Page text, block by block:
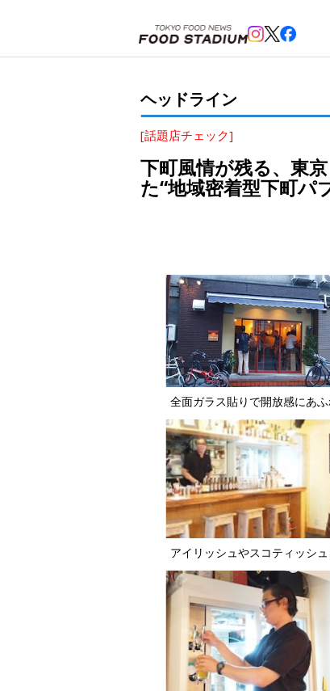
ヘッドライン
[話題店チェック]
下町風情が残る、東
た“地域密着型下町パ
全面ガラス貼りで開放感にあ
アイリッシュやスコティッシ